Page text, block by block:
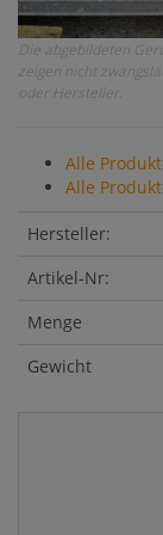
Die abgebildeten
zeigen nicht
oder Hersteller.
Alle
Alle
Hersteller:
Artikel-Nr:
Menge
Gewicht